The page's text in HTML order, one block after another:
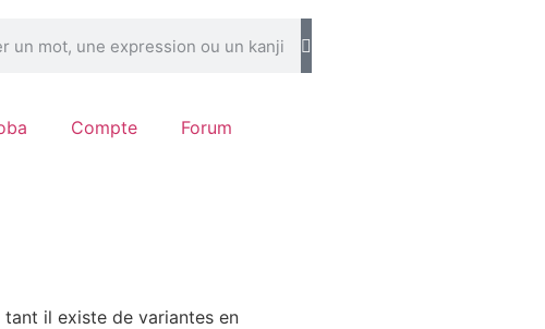
Compte Forum
il existe de variantes en